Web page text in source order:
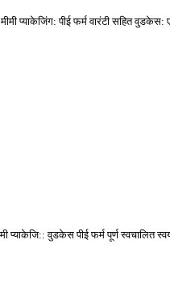
प्याकेजिंग: पीई फर्म वारंटी सहित
वुडकेस पीई फर्म पूर्ण स्वचालित स्वयं